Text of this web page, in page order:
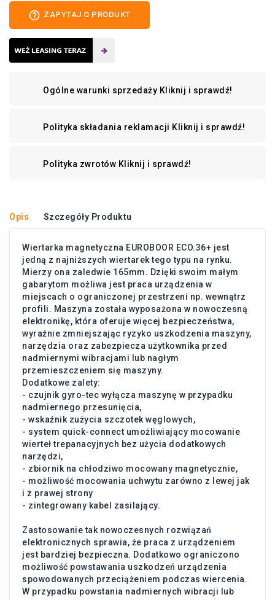
help_outline ZAPYTAJ O PRODUKT
Ogólne warunki sprzedaży Kliknij i sprawdź!
Polityka składania reklamacji Kliknij i sprawdź!
Polityka zwrotów Kliknij i sprawdź!
Opis Szczegóły Produktu
Wiertarka magnetyczna EUROBOOR ECO.36+ jest
jedną z najniższych wiertarek tego typu na rynku.
Mierzy ona zaledwie 165mm. Dzięki swoim małym
gabarytom możliwa jest praca urządzenia w
miejscach o ograniczonej przestrzeni np. wewnątrz
profili. Maszyna została wyposażona w nowoczesną
elektronikę, która oferuje więcej bezpieczeństwa,
wyraźnie zmniejszając ryzyko uszkodzenia maszyny,
narzędzia oraz zabezpiecza użytkownika przed
nadmiernymi wibracjami lub nagłym
przemieszczeniem się maszyny.
Dodatkowe zalety:
- czujnik gyro-tec wyłącza maszynę w przypadku
nadmiernego przesunięcia,
- wskaźnik zużycia szczotek węglowych,
- system quick-connect umożliwiający mocowanie
wierteł trepanacyjnych bez użycia dodatkowych
narzędzi,
- zbiornik na chłodziwo mocowany magnetycznie,
- możliwość mocowania uchwytu zarówno z lewej jak
i z prawej strony
- zintegrowany kabel zasilający.
Zastosowanie tak nowoczesnych rozwiązań
elektronicznych sprawia, że praca z urządzeniem
jest bardziej bezpieczna. Dodatkowo ograniczono
możliwość powstawania uszkodzeń urządzenia
spowodowanych przeciążeniem podczas wiercenia.
W przypadku powstania nadmiernych wibracji lub